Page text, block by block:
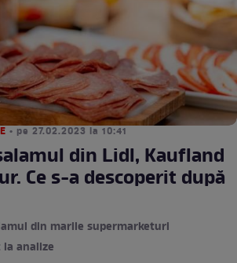
• pe 27.02.2023 la 10:41
din Lidl, Kaufland
Ce s-a descoperit după
din marile supermarketuri
la analize